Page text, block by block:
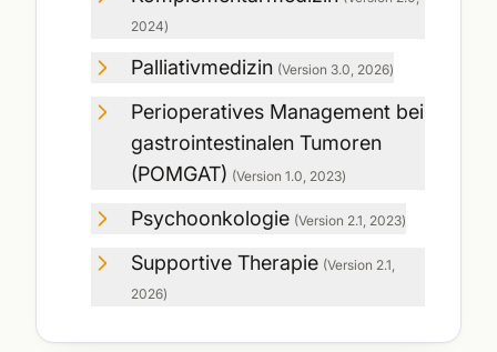
2024)
Palliativmedizin (Version 3.0, 2026)
Perioperatives Management bei
gastrointestinalen Tumoren
(POMGAT) (Version 1.0, 2023)
Psychoonkologie (Version 2.1, 2023)
Supportive Therapie (Version 2.1,
2026)